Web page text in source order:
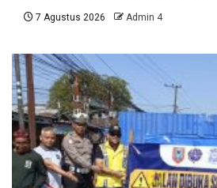
7 Agustus 2026 Admin 4